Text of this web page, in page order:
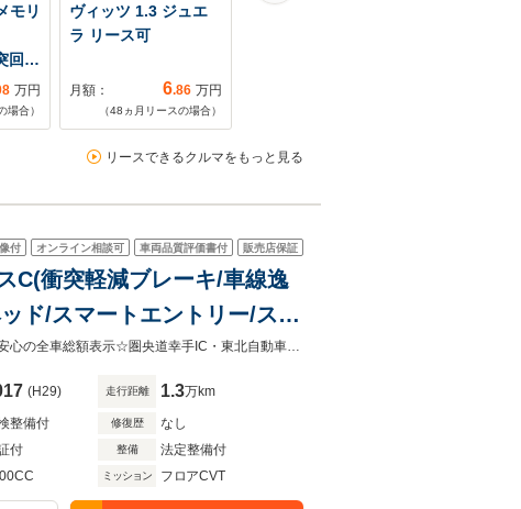
モリ
回…
万円
場合）
ヴィッツ 1.3 ジュエ
ラ リース可
月額： 6.86 万円
（48 ヵ月リースの場合）
リースできるクルマをもっと見る
付 オンライン相談可 車両品質評価書付 販売店保証
C(衝突軽減ブレーキ/車線逸
ド/スマートエントリー/スマ
ナビ/ワンセグ
(H29) 走行距離 1.3万km
整備付 修復歴 なし
付 整備 法定整備付
ミッション フロアCVT